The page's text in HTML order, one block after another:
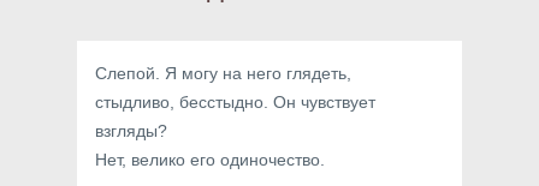
Слепой. Я могу на него глядеть,
стыдливо, бесстыдно. Он чувствует
взгляды?
Нет, велико его одиночество.